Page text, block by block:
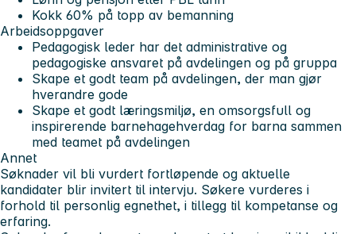
Kokk 60% på topp av bemanning
Arbeidsoppgaver
Pedagogisk leder har det administrative og
pedagogiske ansvaret på avdelingen og på gruppa
Skape et godt team på avdelingen, der man gjør
hverandre gode
Skape et godt læringsmiljø, en omsorgsfull og
inspirerende barnehagehverdag for barna sammen
med teamet på avdelingen
Annet
Søknader vil bli vurdert fortløpende og aktuelle
kandidater blir invitert til intervju. Søkere vurderes i
forhold til personlig egnethet, i tillegg til kompetanse og
erfaring.